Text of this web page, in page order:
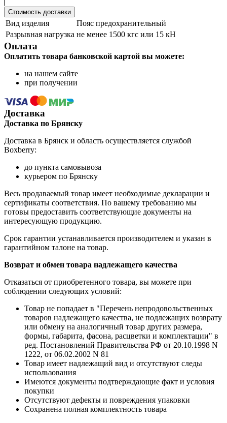
Стоимость доставки
Вид изделия
Пояс предохранительный
Разрывная нагрузка не менее 1500 кгс или 15 кН
Оплата
Оплатить товара банковской картой вы можете:
на нашем сайте
при получении
Доставка
Доставка по Брянску
Доставка в Брянск и область осуществляется службой
Boxberry:
до пункта самовывоза
курьером по Брянску
Весь продаваемый товар имеет необходимые декларации и
сертификаты соответствия. По вашему требованию мы
готовы предоставить соответствующие документы на
интересующую продукцию.
Срок гарантии устанавливается производителем и указан в
гарантийном талоне на товар.
Возврат и обмен товара надлежащего качества
Отказаться от приобретенного товара, вы можете при
соблюдении следующих условий:
Товар не попадает в "Перечень непродовольственных
товаров надлежащего качества, не подлежащих возврату
или обмену на аналогичный товар других размера,
формы, габарита, фасона, расцветки и комплектации" в
ред. Постановлений Правительства РФ от 20.10.1998 N
1222, от 06.02.2002 N 81
Товар имеет надлежащий вид и отсутствуют следы
использования
Имеются документы подтверждающие факт и условия
покупки
Отсутствуют дефекты и повреждения упаковки
Сохранена полная комплектность товара